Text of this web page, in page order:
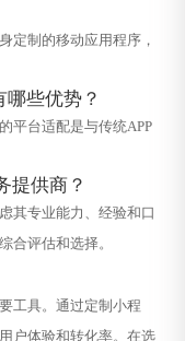
定制的移动应用程序，
哪些优势？
平台适配是与传统APP
提供商？
其专业能力、经验和口
合评估和选择。
工具。通过定制小程
户体验和转化率。在选